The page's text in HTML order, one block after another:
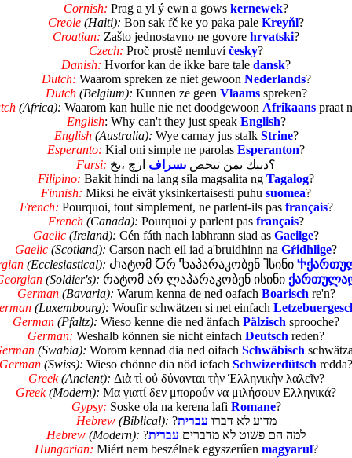
Cornish: Prag a yl ý ewn a gows kernewek?
Creole (Haiti): Bon sak fč ke yo paka pale Kreyňl?
Croatian: Zašto jednostavno ne govore hrvatski?
Czech: Proč prostě nemluvíčesky?
Danish: Hvorfor kan de ikke bare tale dansk?
Dutch: Waarom spreken ze niet gewoon Nederlands?
Dutch (Belgium): Kunnen ze geen Vlaamsspreken?
(Africa): Waarom kan hulle nie net doodgewoon Afrikaans praat
English: Why can't they just speak English?
English (Australia): Wye carnay jus stalk Strine?
Esperanto: Kial oni simple ne parolas Esperanton?
Farsi: خب، چرا فارسى صحبت نمى كنند؟
Filipino: Bakit hindi na lang sila magsalita ng Tagalog?
Finnish: Miksi he eivät yksinkertaisesti puhu suomea?
French: Pourquoi, tout simplement, ne parlent-ils pas français?
French (Canada): Pourquoi y parlent pas français?
Gaelic (Ireland): Cén fáth nach labhrann siad as Gaeilge?
Gaelic (Scotland): Carson nach eil iad a'bruidhinn na Gŕidhlige?
(Ecclesiastical): Ⴐატომ Ⴀრ Ⴊაპარაკობენ Ⴈსინი
(Soldier's): რატომ არ ლაპარაკობენ ისინი
German (Bavaria): Warum kenna de ned oafach Boarisch re'n?
(Luxembourg): Woufir schwätzen si net einfach
German (Pfaltz): Wieso kenne die ned änfach Pälzisch sprooche?
German: Weshalb können sie nicht einfach Deutsch reden?
(Swabia): Worom kennad dia ned oifach Schwäbisch
German (Swiss): Wieso chönne dia nöd iefach Schwizerdütsch redda?
Greek (Ancient): Διὰ τὶ οὐ δύνανται τὴν Ἑλληνικὴνλαλεῖν?
Greek (Modern): Μα γιατί δεν μπορούν να μιλήσουν Ελληνικά?
Gypsy: Soske ola na kerena lafi Romane?
Hebrew (Biblical): מדוע לא דברו עברית?
Hebrew (Modern): למה הם פשוט לא מדברים עברית?
Hungarian: Miért nem beszélnek egyszerűen magyarul?